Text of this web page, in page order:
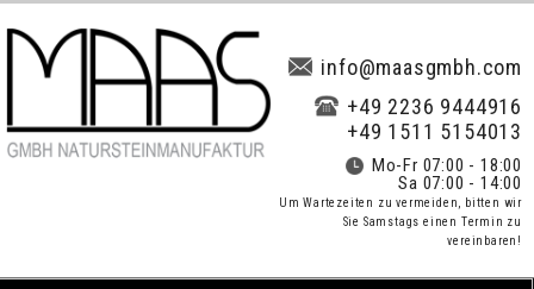
info@maasgmbh.com
+49 2236 9444916
+49 1511 5154013
Mo-Fr 07:00 - 18:00
Sa 07:00 - 14:00
Um Wartezeiten zu vermeiden, bitten wir
Sie Samstags einen Termin zu
vereinbaren!